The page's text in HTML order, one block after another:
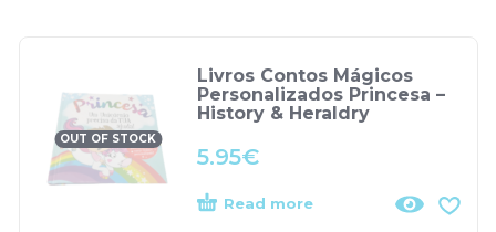
OUT OF STOCK
Livros Contos Mágicos
Personalizados Princesa –
History & Heraldry
5.95€
Read more